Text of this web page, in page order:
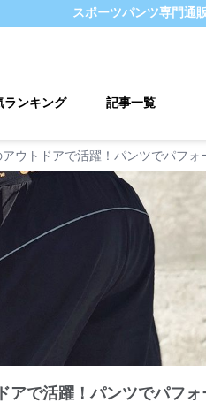
スポーツパンツ専門通
ランキング 記事一覧
ウトドアで活躍！パンツでパフ
アで活躍！パンツでパフ